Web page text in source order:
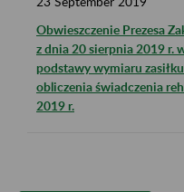
Obwieszczenie Prezesa
z dnia 20 sierpnia 2019 r.
podstawy wymiaru
obliczenia świadczenia
2019 r.